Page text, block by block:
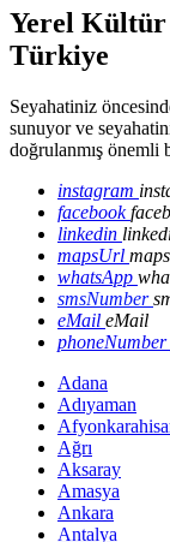
Yerel Kültür
Türkiye
Seyahatiniz
sunuyor ve
doğrulanmış önemli
instagram
facebook
linkedin
mapsUrl
whatsApp
smsNumber
eMail eMail
phoneNumber
Adana
Adıyaman
Ağrı
Aksaray
Amasya
Ankara
Antalya